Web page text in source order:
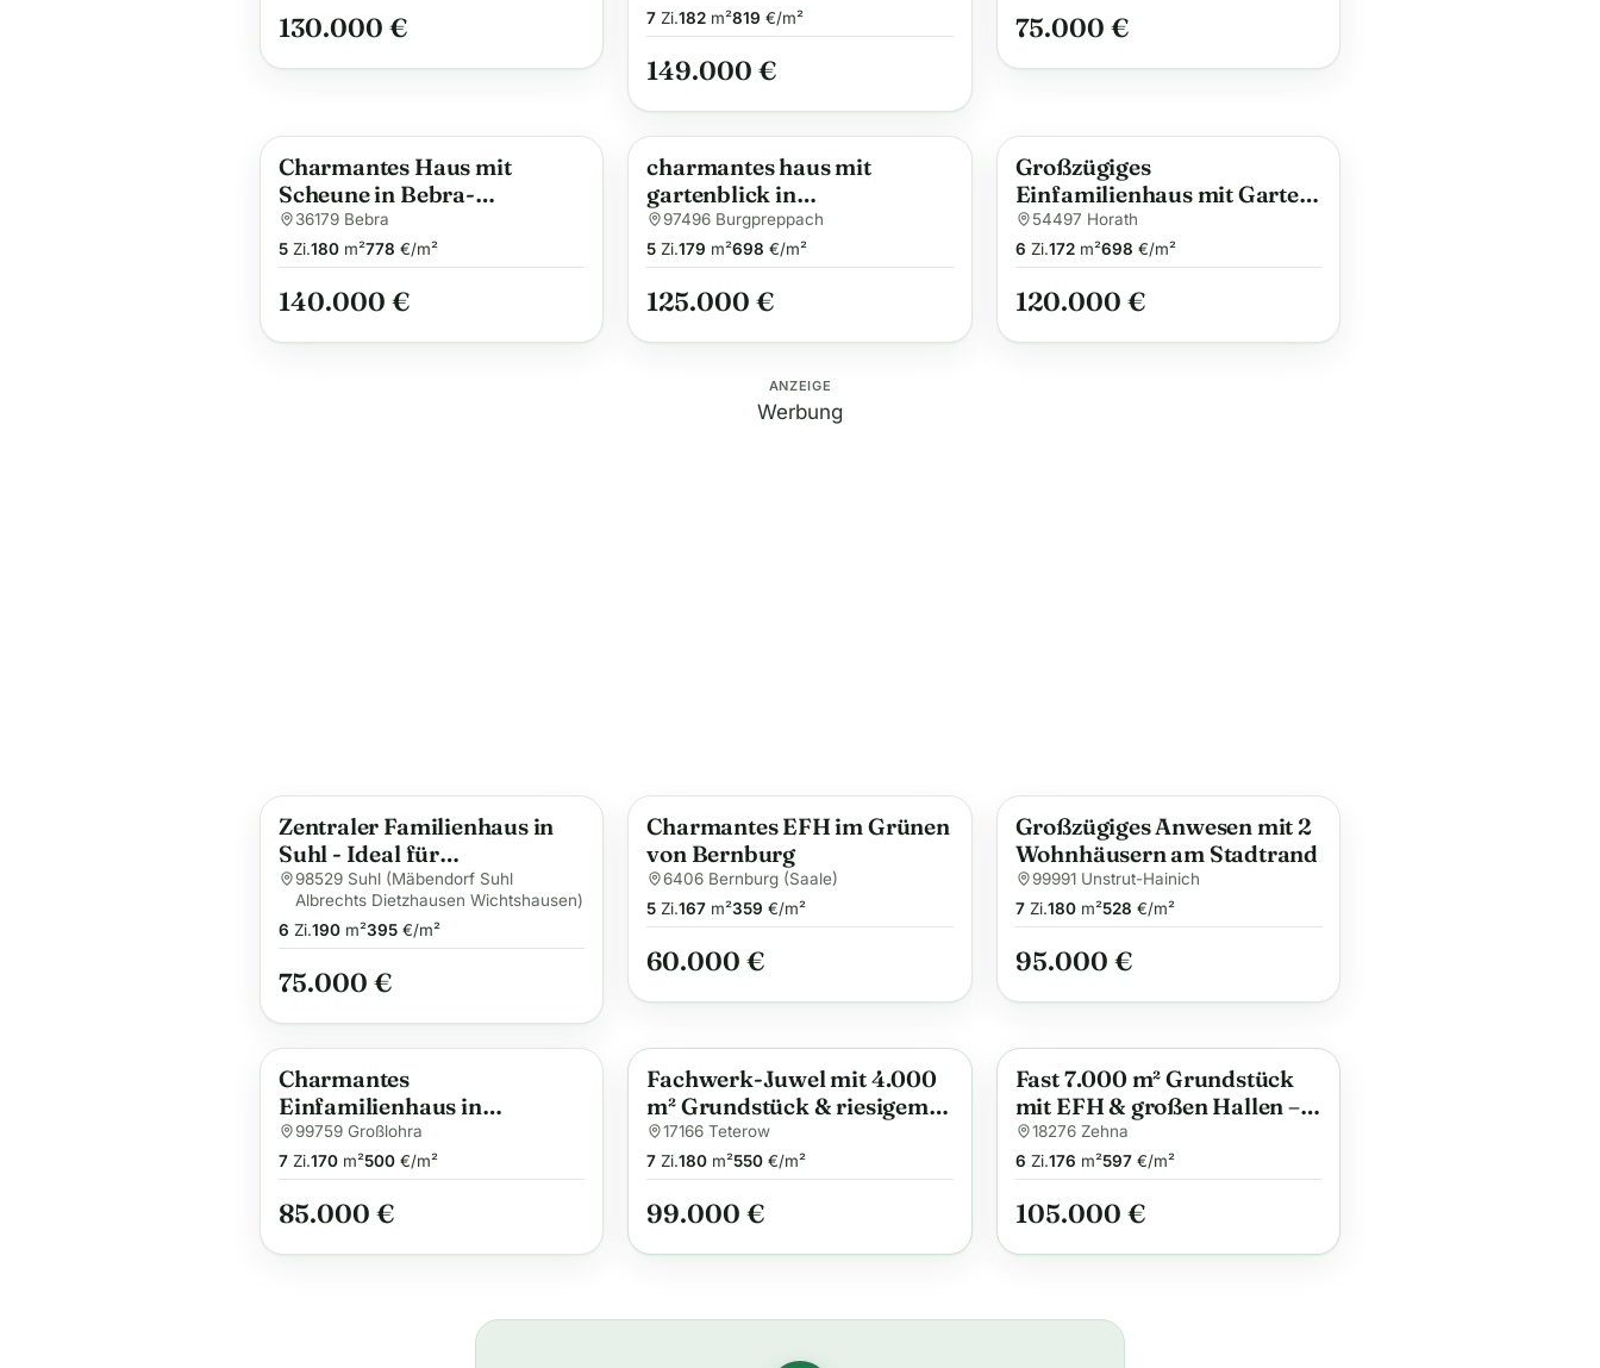
130.000 €
7 Zi.182 m²819 €/m²
149.000 €
75.000 €
Charmantes Haus mit
Scheune in Bebra-
Imshausen
36179 Bebra
5 Zi.180 m²778 €/m²
140.000 €
charmantes haus mit
gartenblick in
Burgpreppach
97496 Burgpreppach
5 Zi.179 m²698 €/m²
125.000 €
Großzügiges
Einfamilienhaus mit Garten
in Horath
54497 Horath
6 Zi.172m²698 €/m²
120.000 €
ANZEIGE
Werbung
Zentraler Familienhaus in
Suhl - Ideal für
Renovierungsprojekte
98529 Suhl (Mäbendorf Suhl
Albrechts Dietzhausen Wichtshausen)
6 Zi.190 m²395 €/m²
75.000 €
Charmantes EFH im Grünen
von Bernburg
6406 Bernburg (Saale)
5 Zi.167 m²359 €/m²
60.000 €
Großzügiges Anwesen mit 2
Wohnhäusern am Stadtrand
99991 Unstrut-Hainich
7Zi.180m²528 €/m²
95.000 €
Charmantes
Einfamilienhaus in
Großlohra
99759 Großlohra
7 Zi.170 m²500 €/m²
85.000 €
Neu Anzeige
Fachwerk-Juwel mit 4.000
m² Grundstück & riesigem
Ausbaupotenzial – seltene
Chance für Macher!
17166 Teterow
7 Zi.180 m²550 €/m²
99.000 €
Neu Anzeige
Fast 7.000 m² Grundstück
mit EFH & großen Hallen –
vielseitiges Ensemble zum
Top-Preis!
18276 Zehna
6 Zi.176 m²597€/m²
105.000 €